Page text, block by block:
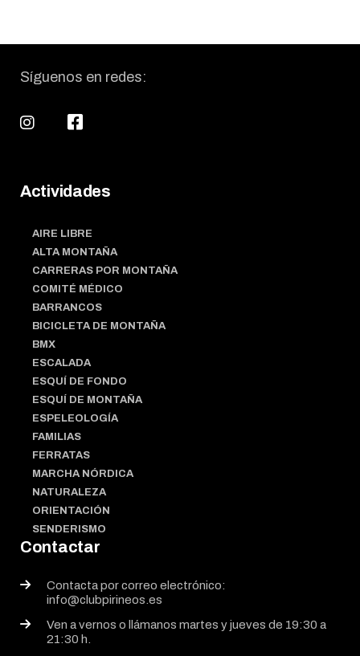
Síguenos en redes:
Actividades
AIRE LIBRE
ALTA MONTAÑA
CARRERAS POR MONTAÑA
COMITÉ MÉDICO
BARRANCOS
BICICLETA DE MONTAÑA
BMX
ESCALADA
ESQUÍ DE FONDO
ESQUÍ DE MONTAÑA
ESPELEOLOGÍA
FAMILIAS
FERRATAS
MARCHA NÓRDICA
NATURALEZA
ORIENTACIÓN
SENDERISMO
Contactar
Contacta por correo electrónico:
info@clubpirineos.es
Ven a vernos o llámanos martes y jueves de 19:30 a
21:30 h.